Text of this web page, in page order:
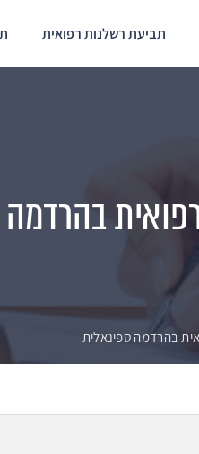
תביעת רשלנות רפואית